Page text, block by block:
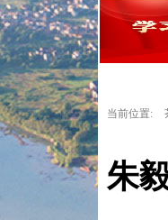
当前位置:
朱